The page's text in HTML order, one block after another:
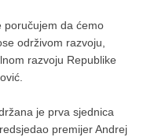
poručujem da ćemo
održivom razvoju,
razvoju Republike
je prva sjednica
premijer Andrej